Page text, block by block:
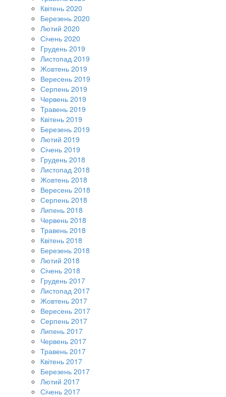
Квітень 2020
Березень 2020
Лютий 2020
Січень 2020
Грудень 2019
Листопад 2019
Жовтень 2019
Вересень 2019
Серпень 2019
Червень 2019
Травень 2019
Квітень 2019
Березень 2019
Лютий 2019
Січень 2019
Грудень 2018
Листопад 2018
Жовтень 2018
Вересень 2018
Серпень 2018
Липень 2018
Червень 2018
Травень 2018
Квітень 2018
Березень 2018
Лютий 2018
Січень 2018
Грудень 2017
Листопад 2017
Жовтень 2017
Вересень 2017
Серпень 2017
Липень 2017
Червень 2017
Травень 2017
Квітень 2017
Березень 2017
Лютий 2017
Січень 2017